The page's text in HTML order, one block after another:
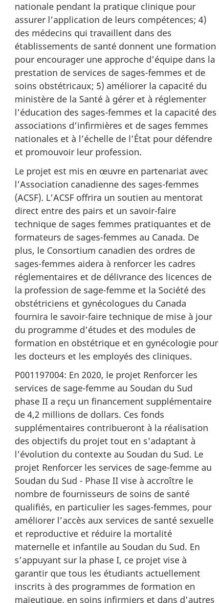
nationale pendant la pratique clinique pour
assurer l’application de leurs compétences; 4)
des médecins qui travaillent dans des
établissements de santé donnent une formation
pour encourager une approche d’équipe dans la
prestation de services de sages-femmes et de
soins obstétricaux; 5) améliorer la capacité du
ministère de la Santé à gérer et à réglementer
l’éducation des sages-femmes et la capacité des
associations d’infirmières et de sages femmes
nationales et à l’échelle de l’État pour défendre
et promouvoir leur profession.
Le projet est mis en œuvre en partenariat avec
l’Association canadienne des sages-femmes
(ACSF). L’ACSF offrira un soutien au mentorat
direct entre des pairs et un savoir-faire
technique de sages femmes pratiquantes et de
formateurs de sages-femmes au Canada. De
plus, le Consortium canadien des ordres de
sages-femmes aidera à renforcer les cadres
réglementaires et de délivrance des licences de
la profession de sage-femme et la Société des
obstétriciens et gynécologues du Canada
fournira le savoir-faire technique de mise à jour
du programme d’études et des modules de
formation en obstétrique et en gynécologie pour
les docteurs et les employés des cliniques.
P001197004: En 2020, le projet Renforcer les
services de sage-femme au Soudan du Sud
phase II a reçu un financement supplémentaire
de 4,2 millions de dollars. Ces fonds
supplémentaires contribueront à la réalisation
des objectifs du projet tout en s'adaptant à
l'évolution du contexte au Soudan du Sud. Le
projet Renforcer les services de sage-femme au
Soudan du Sud - Phase II vise à accroître le
nombre de fournisseurs de soins de santé
qualifiés, en particulier les sages-femmes, pour
améliorer l’accès aux services de santé sexuelle
et reproductive et réduire la mortalité
maternelle et infantile au Soudan du Sud. En
s’appuyant sur la phase I, ce projet vise à
garantir que tous les étudiants actuellement
inscrits à des programmes de formation en
maïeutique, en soins infirmiers et dans d’autres